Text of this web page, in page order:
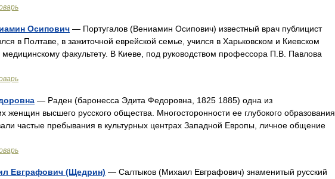
Осипович — Португалов (Вениамин Осипович) известный врач публицист
в Полтаве, в зажиточной еврейской семье, учился в Харьковском и Киевском
медицинскому факультету. В Киеве, под руководством профессора П.В. Павлова
— Раден (баронесса Эдита Федоровна, 1825 1885) одна из
женщин высшего русского общества. Многосторонности ее глубокого образования
частые пребывания в культурных центрах Западной Европы, личное общение
Евграфович (Щедрин) — Салтыков (Михаил Евграфович) знаменитый русский